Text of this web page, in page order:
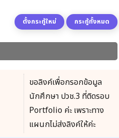
ตั้งกระทู้ใหม่ กระทู้ทั้งหมด
ขอลิงค์เพื่อกรอกข้อมูล
นักศึกษา ปวช.3 ที่ติดรอบ
Portfolio ค่ะ เพราะทาง
แผนกไม่ส่งลิงค์ให้ค่ะ